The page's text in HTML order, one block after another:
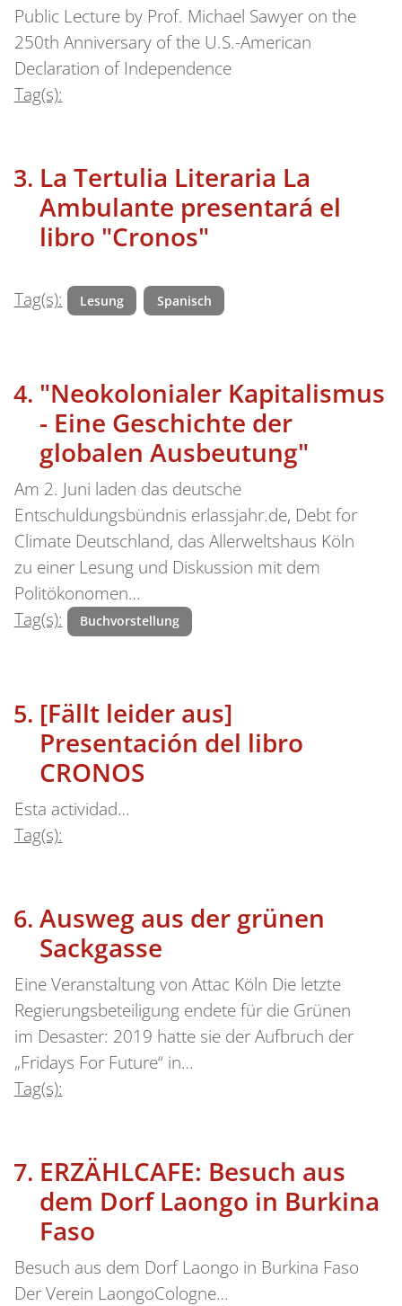
Public Lecture by Prof. Michael Sawyer on the
250th Anniversary of the U.S.-American
Declaration of Independence
Tag(s):
La Tertulia Literaria La
Ambulante presentará el
libro "Cronos"
Tag(s): Lesung Spanisch
"Neokolonialer Kapitalismus
- Eine Geschichte der
globalen Ausbeutung"
Am 2. Juni laden das deutsche
Entschuldungsbündnis erlassjahr.de, Debt for
Climate Deutschland, das Allerweltshaus Köln
zu einer Lesung und Diskussion mit dem
Politökonomen…
Tag(s):
Buchvorstellung
[Fällt leider aus]
Presentación del libro
CRONOS
Esta actividad…
Tag(s):
Ausweg aus der grünen
Sackgasse
Eine Veranstaltung von Attac Köln Die letzte
Regierungsbeteiligung endete für die Grünen
im Desaster: 2019 hatte sie der Aufbruch der
„Fridays For Future“ in…
Tag(s):
ERZÄHLCAFE: Besuch aus
dem Dorf Laongo in Burkina
Faso
Besuch aus dem Dorf Laongo in Burkina Faso
Der Verein LaongoCologne…